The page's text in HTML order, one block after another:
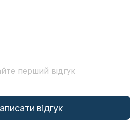
перший відгук
відгук